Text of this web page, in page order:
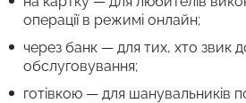
операції в режимі онлайн;
через банк — для тих, хто звик
обслуговування;
готівкою — для шанувальників